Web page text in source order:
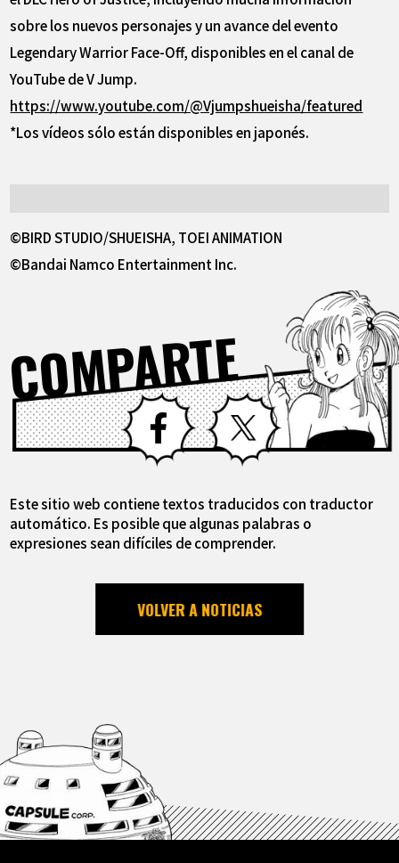
sobre los nuevos personajes y un avance del evento
Legendary Warrior Face-Off, disponibles en el canal de
YouTube de V Jump.
https://www.youtube.com/@Vjumpshueisha/featured
*Los vídeos sólo están disponibles en japonés.
©BIRD STUDIO/SHUEISHA, TOEI ANIMATION
©Bandai Namco Entertainment Inc.
COMPARTE
Facebook X
Este sitio web contiene textos traducidos con traductor
automático. Es posible que algunas palabras o
expresiones sean difíciles de comprender.
VOLVER A NOTICIAS